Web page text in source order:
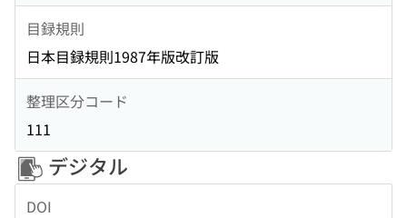
目録規則
日本目録規則1987年版改訂版
整理区分コード
111
デジタル
DOI